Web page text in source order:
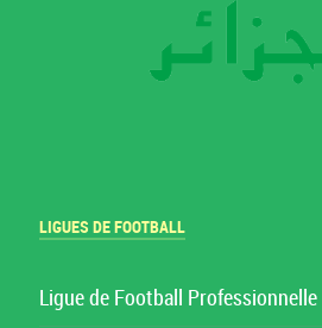
LIGUES DE FOOTBALL
Ligue de Football Professionnelle